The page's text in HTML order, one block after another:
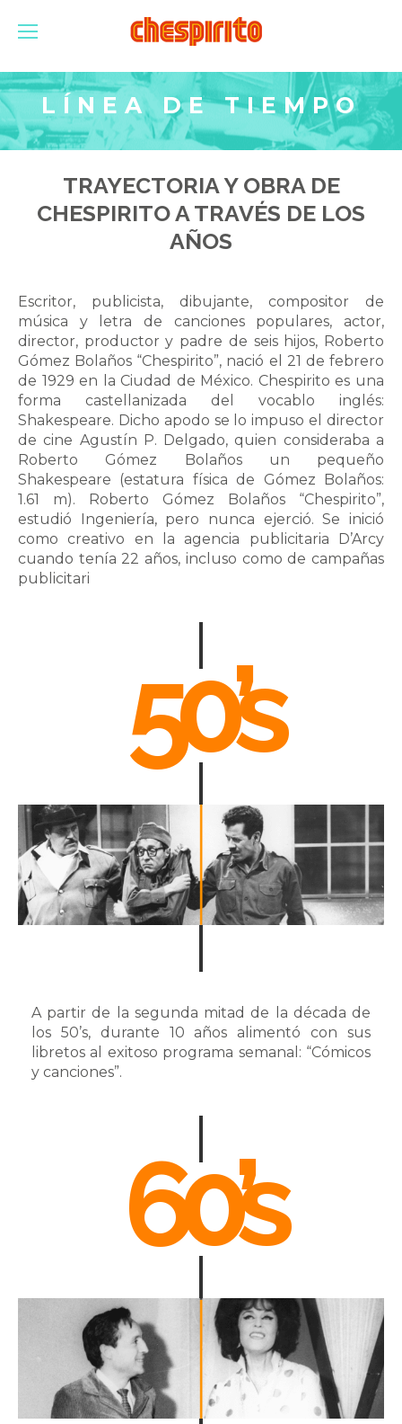
LÍNEA DE TIEMPO
TRAYECTORIA Y OBRA DE
CHESPIRITO A TRAVÉS DE LOS
AÑOS
Escritor, publicista, dibujante, compositor de
música y letra de canciones populares, actor,
director, productor y padre de seis hijos, Roberto
Gómez Bolaños “Chespirito”, nació el 21 de febrero
de 1929 en la Ciudad de México. Chespirito es una
forma castellanizada del vocablo inglés:
Shakespeare. Dicho apodo se lo impuso el director
de cine Agustín P. Delgado, quien consideraba a
Roberto Gómez Bolaños un pequeño
Shakespeare (estatura física de Gómez Bolaños:
1.61 m). Roberto Gómez Bolaños “Chespirito”,
estudió Ingeniería, pero nunca ejerció. Se inició
como creativo en la agencia publicitaria D’Arcy
cuando tenía 22 años, incluso como de campañas
publicitari
50’s
A partir de la segunda mitad de la década de
los 50’s, durante 10 años alimentó con sus
libretos al exitoso programa semanal: “Cómicos
y canciones”.
60’s